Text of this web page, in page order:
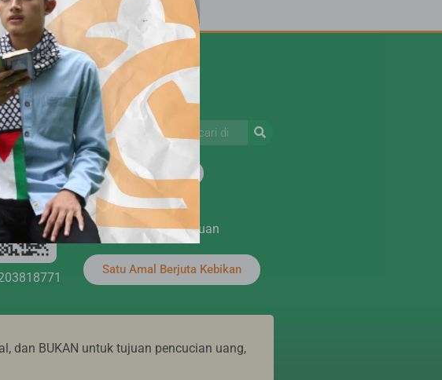
batas.” (QS. As-Zumar: 10)
Kebijakan Privasi
Syarat dan ketentuan
Satu Amal Berjuta Kebikan
dan BUKAN untuk tujuan pencucian uang,